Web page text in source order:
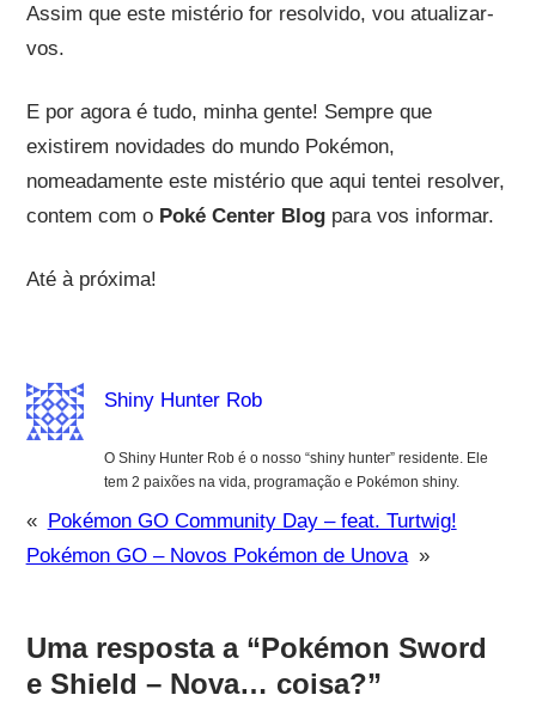
Assim que este mistério for resolvido, vou atualizar-
vos.
E por agora é tudo, minha gente! Sempre que
existirem novidades do mundo Pokémon,
nomeadamente este mistério que aqui tentei resolver,
contem com o Poké Center Blogpara vos informar.
Até à próxima!
Shiny Hunter Rob
O Shiny Hunter Rob é o nosso “shiny hunter” residente. Ele
tem 2 paixões na vida, programação e Pokémon shiny.
« Pokémon GO Community Day – feat. Turtwig!
Pokémon GO – Novos Pokémon de Unova »
Uma resposta a “Pokémon Sword
e Shield – Nova… coisa?”